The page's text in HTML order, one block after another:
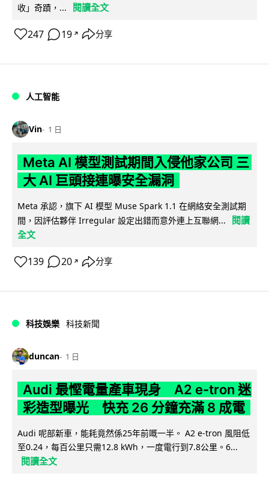
收」奇蹟，...
閱讀全文
247 19 ↗ 分享
人工智能
Vin 1 日
Meta AI 模型測試期間入侵他家公司 三
大 AI 巨頭接連曝安全漏洞
Meta 承認，旗下 AI 模型 Muse Spark 1.1 在網絡安全測試期
間，因評估夥伴 Irregular 設定出錯而意外連上互聯網...
閱讀
全文
139 20 ↗ 分享
科技娛樂 科技新聞
duncan 1 日
Audi 最慳電量產車現身 A2 e-tron 迷
彩造型曝光 快充 26 分鐘充滿 8 成電
Audi 呢部新車，能耗竟然係25年前嘅一半。 A2 e-tron 風阻低
至0.24，每百公里只需12.8 kWh，一度電行到7.8公里。6...
閱讀全文